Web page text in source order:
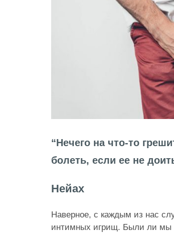
“Нечего на что-то
болеть, если ее не
Нейах
Наверное, с каждым из нас
интимных игрищ. Были ли мы